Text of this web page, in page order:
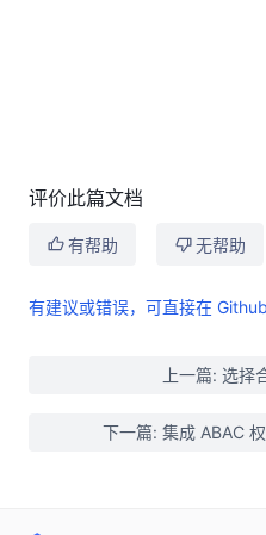
评价此篇文档
有帮助 无帮助
有建议或错误，可直接在
上一篇: 选择
下一篇: 集成 ABAC